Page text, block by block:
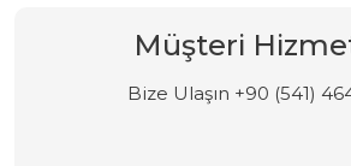
Müşteri
Bize Ulaşın +90 (541)